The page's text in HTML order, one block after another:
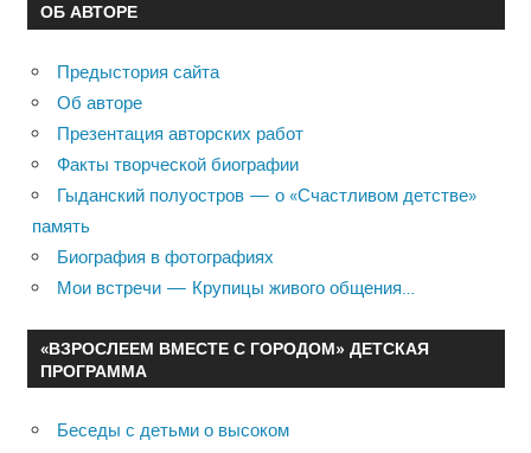
ОБ АВТОРЕ
Предыстория сайта
Об авторе
Презентация авторских работ
Факты творческой биографии
Гыданский полуостров — о «Счастливом детстве»
память
Биография в фотографиях
Мои встречи — Крупицы живого общения…
«ВЗРОСЛЕЕМ ВМЕСТЕ С ГОРОДОМ» ДЕТСКАЯ
ПРОГРАММА
Беседы с детьми о высоком